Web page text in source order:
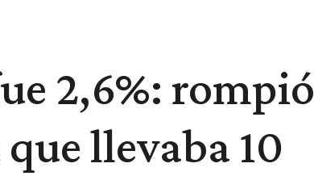
2,6%: rompió
llevaba 10